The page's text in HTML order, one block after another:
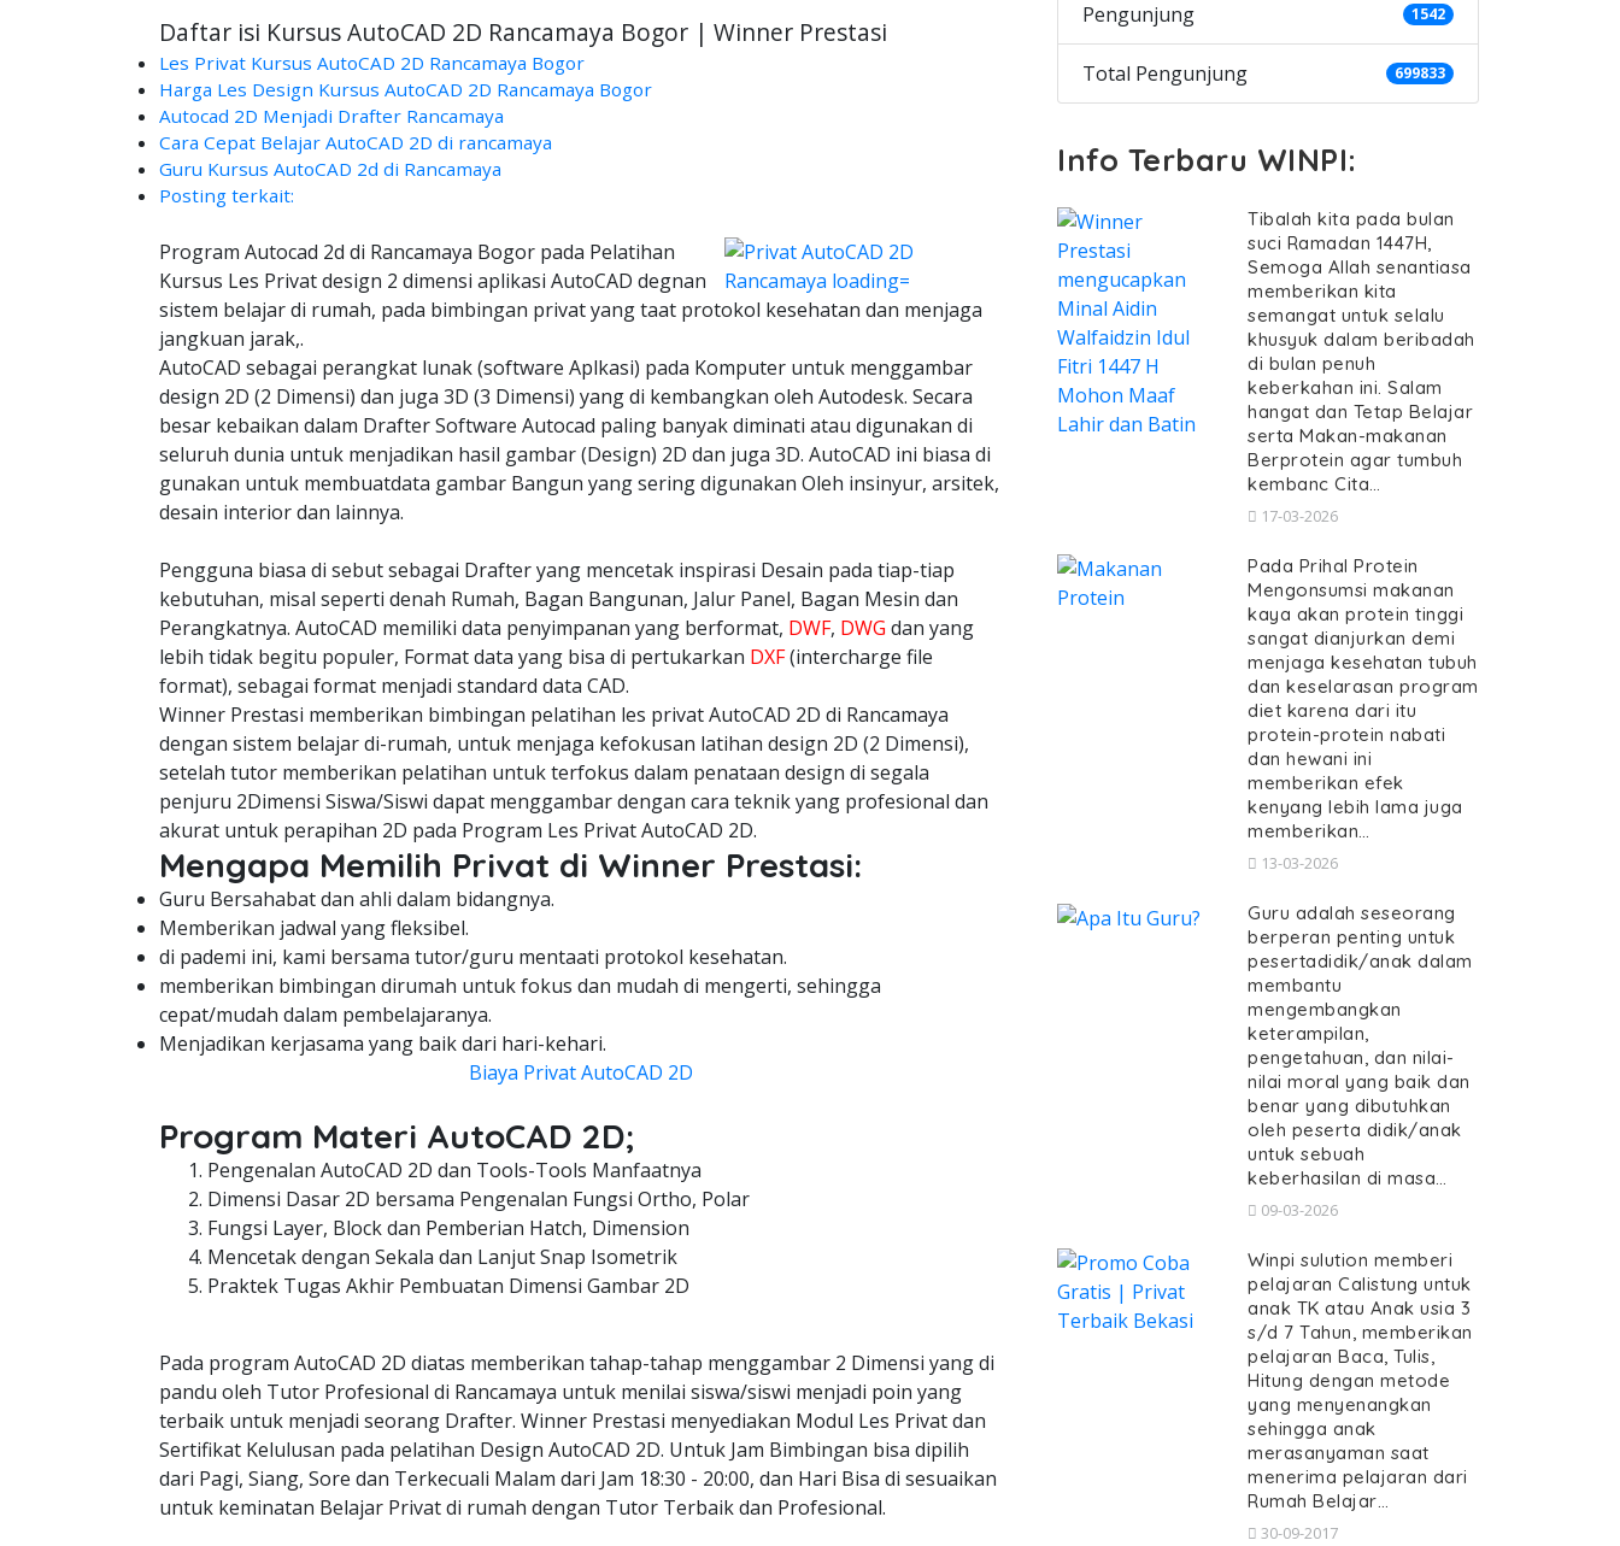
Daftar isi Kursus AutoCAD 2D Rancamaya Bogor | Winner Prestasi
Les Privat Kursus AutoCAD 2D Rancamaya Bogor
Harga Les Design Kursus AutoCAD 2D Rancamaya Bogor
Autocad 2D Menjadi Drafter Rancamaya
Cara Cepat Belajar AutoCAD 2D di rancamaya
Guru Kursus AutoCAD 2d di Rancamaya
Posting terkait:
Program Autocad 2d di Rancamaya Bogor pada Pelatihan
Kursus Les Privat design 2 dimensi aplikasi AutoCAD degnan
sistem belajar di rumah, pada bimbingan privat yang taat protokol kesehatan dan menjaga
jangkuan jarak,.
AutoCAD sebagai perangkat lunak (software Aplkasi) pada Komputer untuk menggambar
design 2D (2 Dimensi) dan juga 3D (3 Dimensi) yang di kembangkan oleh Autodesk. Secara
besar kebaikan dalam Drafter Software Autocad paling banyak diminati atau digunakan di
seluruh dunia untuk menjadikan hasil gambar (Design) 2D dan juga 3D. AutoCAD ini biasa di
gunakan untuk membuatdata gambar Bangun yang sering digunakan Oleh insinyur, arsitek,
desain interior dan lainnya.
Pengguna biasa di sebut sebagai Drafter yang mencetak inspirasi Desain pada tiap-tiap
kebutuhan, misal seperti denah Rumah, Bagan Bangunan, Jalur Panel, Bagan Mesin dan
Perangkatnya. AutoCAD memiliki data penyimpanan yang berformat, DWF, DWG dan yang
lebih tidak begitu populer, Format data yang bisa di pertukarkan DXF(intercharge file
format), sebagai format menjadi standard data CAD.
Winner Prestasi memberikan bimbingan pelatihan les privat AutoCAD 2D di Rancamaya
dengan sistem belajar di-rumah, untuk menjaga kefokusan latihan design 2D (2 Dimensi),
setelah tutor memberikan pelatihan untuk terfokus dalam penataan design di segala
penjuru 2Dimensi Siswa/Siswi dapat menggambar dengan cara teknik yang profesional dan
akurat untuk perapihan 2D pada Program Les Privat AutoCAD 2D.
Mengapa Memilih Privat di Winner Prestasi:
Guru Bersahabat dan ahli dalam bidangnya.
Memberikan jadwal yang fleksibel.
di pademi ini, kami bersama tutor/guru mentaati protokol kesehatan.
memberikan bimbingan dirumah untuk fokus dan mudah di mengerti, sehingga
cepat/mudah dalam pembelajaranya.
Menjadikan kerjasama yang baik dari hari-kehari.
Biaya Privat AutoCAD 2D
Program Materi AutoCAD 2D;
Pengenalan AutoCAD 2D dan Tools-Tools Manfaatnya
Dimensi Dasar 2D bersama Pengenalan Fungsi Ortho, Polar
Fungsi Layer, Block dan Pemberian Hatch, Dimension
Mencetak dengan Sekala dan Lanjut Snap Isometrik
Praktek Tugas Akhir Pembuatan Dimensi Gambar 2D
Pada program AutoCAD 2D diatas memberikan tahap-tahap menggambar 2 Dimensi yang di
pandu oleh Tutor Profesional di Rancamaya untuk menilai siswa/siswi menjadi poin yang
terbaik untuk menjadi seorang Drafter. Winner Prestasi menyediakan Modul Les Privat dan
Sertifikat Kelulusan pada pelatihan Design AutoCAD 2D. Untuk Jam Bimbingan bisa dipilih
dari Pagi, Siang, Sore dan Terkecuali Malam dari Jam 18:30 - 20:00, dan Hari Bisa di sesuaikan
untuk keminatan Belajar Privat di rumah dengan Tutor Terbaik dan Profesional.
Pengunjung 1542
Total Pengunjung 699833
Info Terbaru WINPI:
Tibalah kita pada bulan
suci Ramadan 1447H,
Semoga Allah senantiasa
memberikan kita
semangat untuk selalu
khusyuk dalam beribadah
di bulan penuh
keberkahan ini. Salam
hangat dan Tetap Belajar
serta Makan-makanan
Berprotein agar tumbuh
kembanc Cita…
17-03-2026
Pada Prihal Protein
Mengonsumsi makanan
kaya akan protein tinggi
sangat dianjurkan demi
menjaga kesehatan tubuh
dan keselarasan program
diet karena dari itu
protein-protein nabati
dan hewani ini
memberikan efek
kenyang lebih lama juga
memberikan…
13-03-2026
Guru adalah seseorang
berperan penting untuk
pesertadidik/anak dalam
membantu
mengembangkan
keterampilan,
pengetahuan, dan nilai-
nilai moral yang baik dan
benar yang dibutuhkan
oleh peserta didik/anak
untuk sebuah
keberhasilan di masa…
09-03-2026
Winpi sulution memberi
pelajaran Calistung untuk
anak TK atau Anak usia 3
s/d 7 Tahun, memberikan
pelajaran Baca, Tulis,
Hitung dengan metode
yang menyenangkan
sehingga anak
merasanyaman saat
menerima pelajaran dari
Rumah Belajar…
30-09-2017